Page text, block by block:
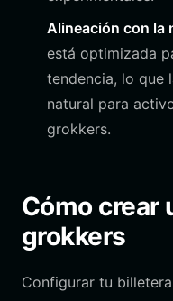
Alineación con la
está optimizada
tendencia, lo que
natural para
grokkers.
Cómo crear
grokkers
Configurar tu